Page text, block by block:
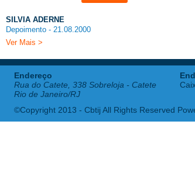
SILVIA ADERNE
Depoimento - 21.08.2000
Ver Mais >
Endereço
Rua do Catete, 338 Sobreloja - Catete
Rio de Janeiro/RJ
©Copyright 2013 - Cbtij All Rights Reserved